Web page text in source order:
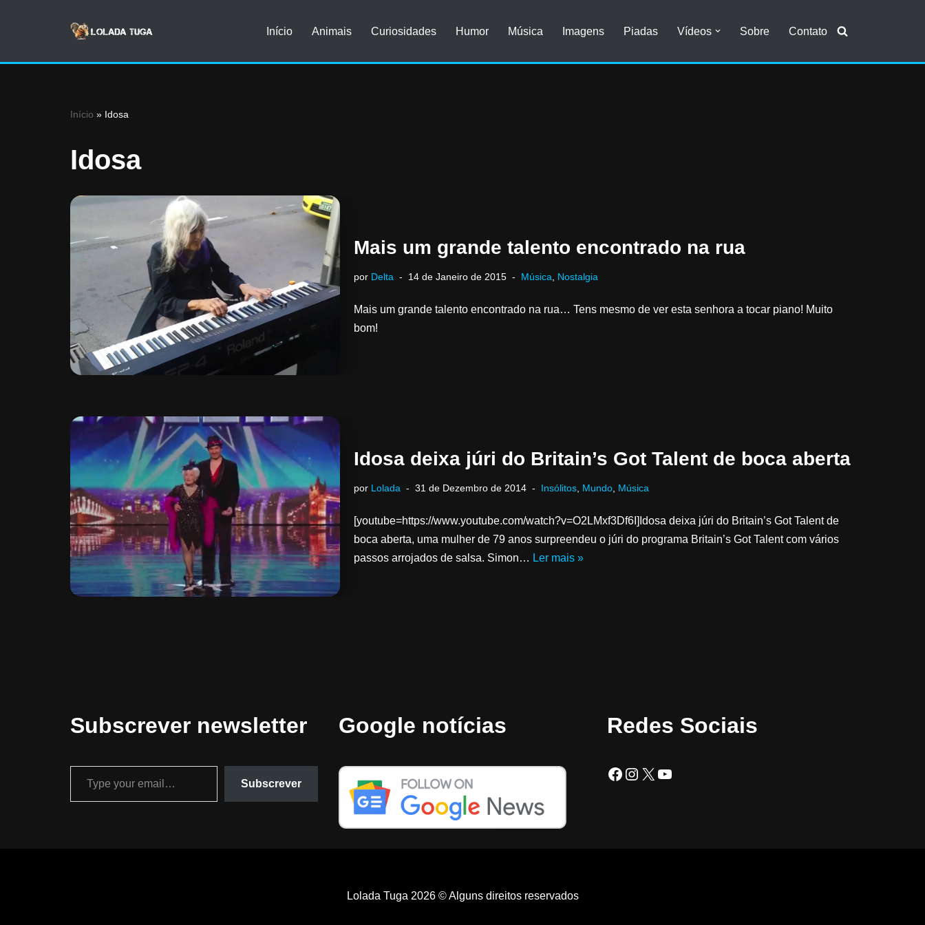
Início Animais Curiosidades Humor Música Imagens Piadas Vídeos Sobre Contato
Início » Idosa
Idosa
Mais um grande talento encontrado na rua
por Delta 14 de Janeiro de 2015 Música Nostalgia
Mais um grande talento encontrado na rua… Tens mesmo de ver esta senhora a tocar piano! Muito
bom!
Idosa deixa júri do Britain’s Got Talent de boca aberta
por Lolada 31 de Dezembro de 2014 Insólitos, Mundo, Música
[youtube=https://www.youtube.com/watch?v=O2LMxf3Df6I]Idosa deixa júri do Britain’s Got Talent de
boca aberta, uma mulher de 79 anos surpreendeu o júri do programa Britain’s Got Talent com vários
passos arrojados de salsa. Simon… Ler mais »
Subscrever newsletter
Subscrever
Google notícias Redes Sociais
Lolada Tuga 2026 © Alguns direitos reservados